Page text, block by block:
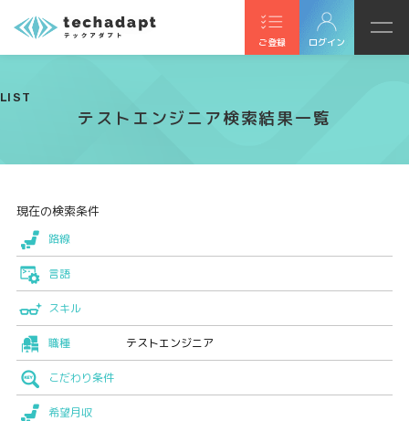
ご登録 ログイン
LIST
テストエンジニア検索結果一覧
現在の検索条件
路線
言語
スキル
職種 テストエンジニア
こだわり条件
希望月収